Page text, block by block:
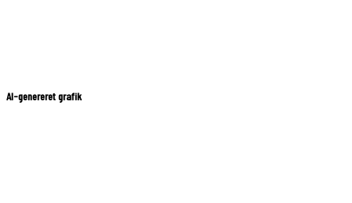
AI-genereret grafik